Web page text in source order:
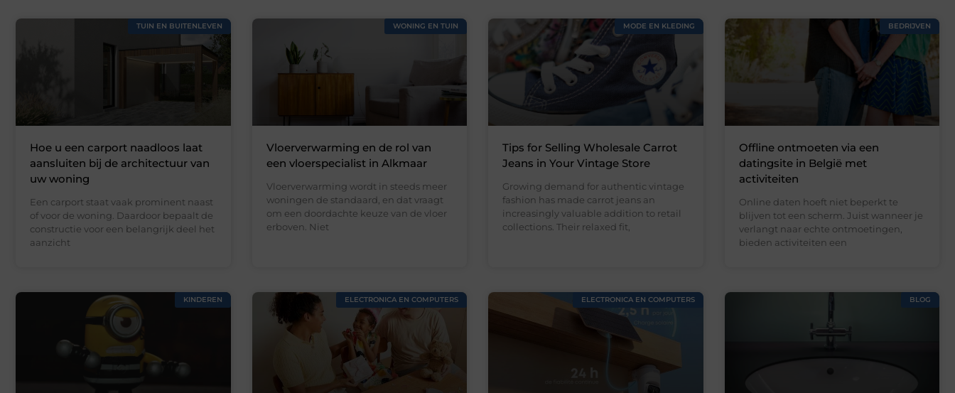
TUIN EN BUITENLEVEN
Hoe u een carport naadloos laat
aansluiten bij de architectuur van
uw woning
Een carport staat vaak prominent naast
of voor de woning. Daardoor bepaalt de
constructie voor een belangrijk deel het
aanzicht
WONING EN TUIN
Vloerverwarming en de rol van
een vloerspecialist in Alkmaar
Vloerverwarming wordt in steeds meer
woningen de standaard, en dat vraagt
om een doordachte keuze van de vloer
erboven. Niet
MODE EN KLEDING
Tips for Selling Wholesale Carrot
Jeans in Your Vintage Store
Growing demand for authentic vintage
fashion has made carrot jeans an
increasingly valuable addition to retail
collections. Their relaxed fit,
BEDRIJVEN
Offline ontmoeten via een
datingsite in België met
activiteiten
Online daten hoeft niet beperkt te
blijven tot een scherm. Juist wanneer je
verlangt naar echte ontmoetingen,
bieden activiteiten een
KINDEREN ELECTRONICA EN COMPUTERS ELECTRONICA EN COMPUTERS BLOG